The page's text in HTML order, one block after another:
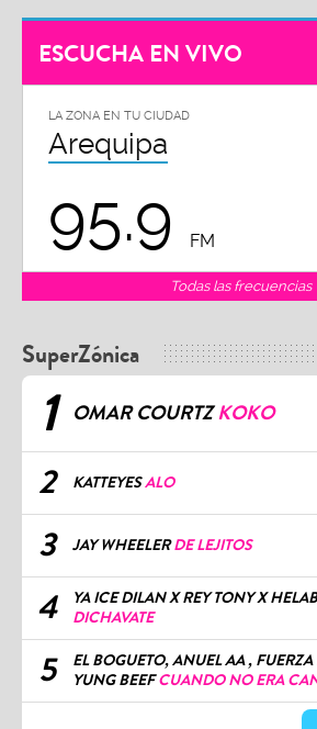
ESCUCHA EN VIVO
LA ZONA EN TU CIUDAD
Arequipa
95.9 FM
Todas las frecuencias
SuperZónica
1 OMAR COURTZKOKO
2 KATTEYESALO
3 JAY WHEELERDE LEJITOS
4
YA ICE DILAN X REY TONY X
DICHAVATE
5
EL BOGUETO, ANUEL AA , FUERZA
YUNG BEEFCUANDO NO ERA